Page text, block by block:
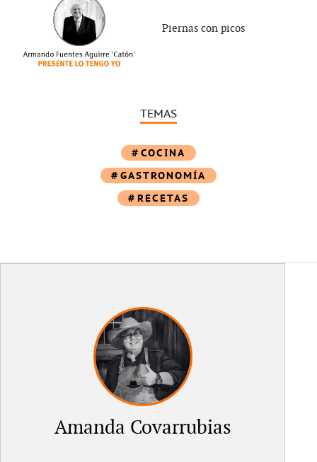
Piernas con picos
TEMAS
COCINA
GASTRONOMÍA
RECETAS
Amanda Covarrubias